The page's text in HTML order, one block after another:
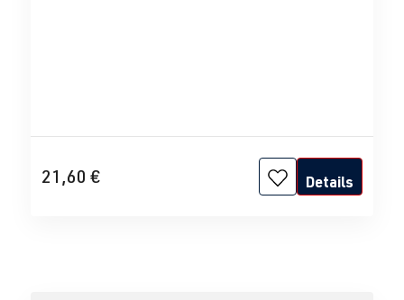
21,60 € Details